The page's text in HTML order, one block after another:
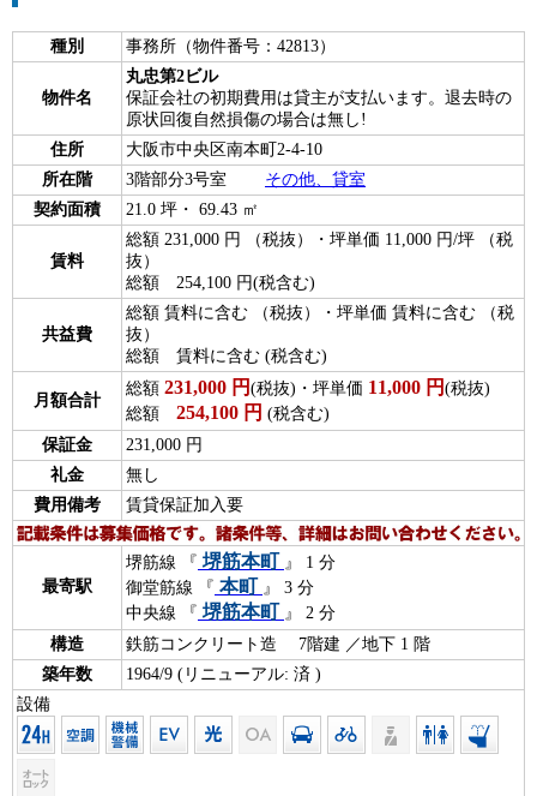
種別 事務所（物件番号：42813）
物件名
丸忠第2ビル
保証会社の初期費用は貸主が支払います。退去時の
原状回復自然損傷の場合は無し!
住所
大阪市中央区南本町2-4-10
所在階
3階部分3号室 その他、貸室
契約面積
21.0 坪・ 69.43 ㎡
賃料
総額 231,000 円 （税抜）・坪単価 11,000 円/坪 （税
抜）
総額 254,100 円(税含む)
共益費
総額 賃料に含む （税抜）・坪単価 賃料に含む （税
抜）
総額 賃料に含む (税含む)
月額合計
総額 231,000 円 (税抜)・坪単価 11,000 円 (税抜)
総額 254,100 円 (税含む)
保証金
231,000 円
礼金
無し
費用備考
賃貸保証加入要
最寄駅
堺筋線 『 堺筋本町 』 1 分
御堂筋線 『 本町 』 3 分
中央線 『 堺筋本町 』 2 分
構造
鉄筋コンクリート造 7階建 ／地下 1 階
築年数
1964/9 (リニューアル: 済 )
設備